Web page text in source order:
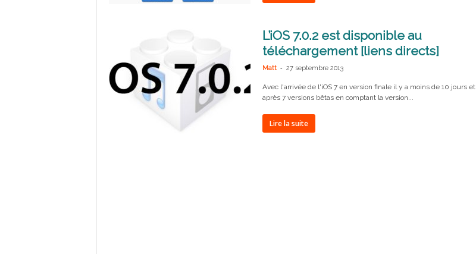
L’iOS 7.0.2 est disponible au
téléchargement [liens directs]
Matt - 27 septembre 2013
Avec l'arrivée de l'iOS 7 en version finale il y a moins de 10 jours et
après 7 versions bêtas en comptant la version...
Lire la suite